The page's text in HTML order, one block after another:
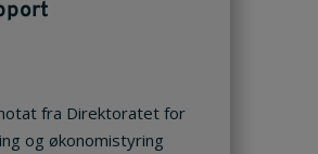
fra Direktoratet for
og økonomistyring